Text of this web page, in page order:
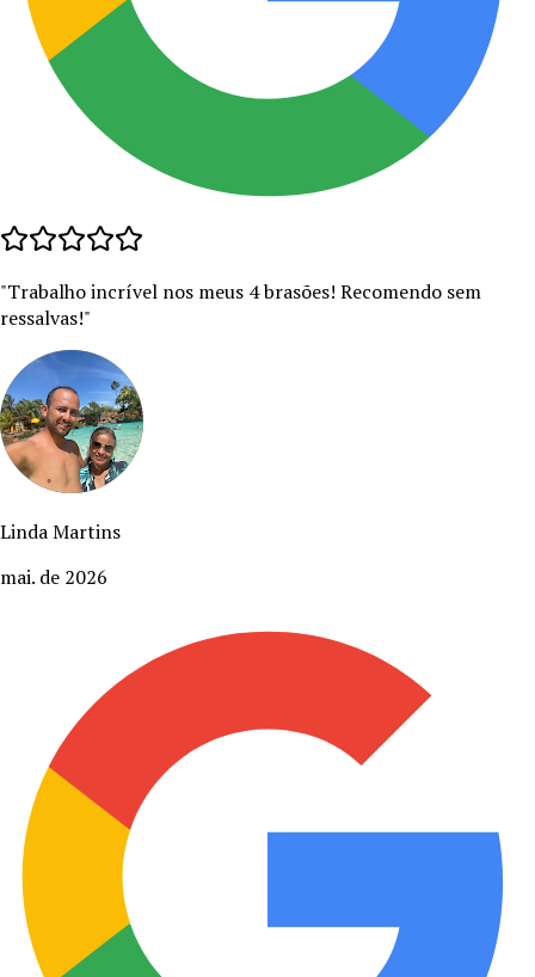
"Trabalho incrível nos meus 4 brasões! Recomendo sem
ressalvas!"
Linda Martins
mai. de 2026